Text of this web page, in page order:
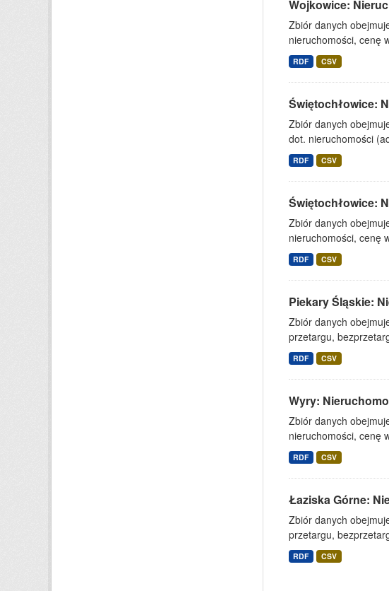
Wojkowice:
Zbiór danych
nieruchomości, cenę
RDF CSV
Świętochłowice:
Zbiór danych
dot. nieruchomości
RDF CSV
Świętochłowice:
Zbiór danych
nieruchomości, cenę
RDF CSV
Piekary Śląskie:
Zbiór danych
przetargu,
RDF CSV
Wyry:
Zbiór danych
nieruchomości, cenę
RDF CSV
Łaziska Górne:
Zbiór danych
przetargu,
RDF CSV